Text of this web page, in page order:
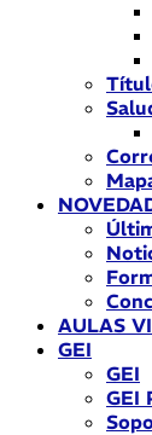
AULAS
GEI
GEI
GEI